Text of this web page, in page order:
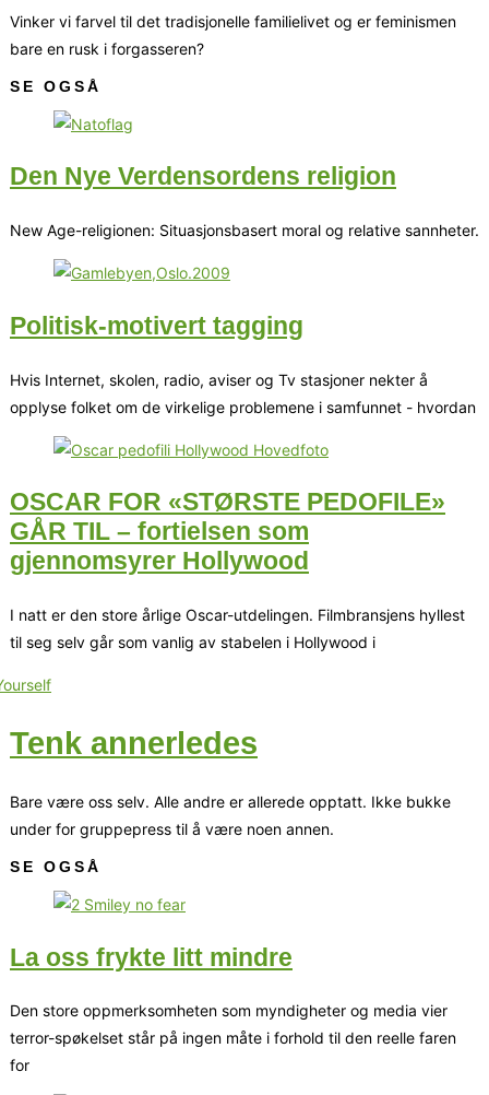
Vinker vi farvel til det tradisjonelle familielivet og er feminismen
bare en rusk i forgasseren?
SE OGSÅ
Den Nye Verdensordens religion
New Age-religionen: Situasjonsbasert moral og relative sannheter.
Politisk-motivert tagging
Hvis Internet, skolen, radio, aviser og Tv stasjoner nekter å
opplyse folket om de virkelige problemene i samfunnet - hvordan
OSCAR FOR «STØRSTE PEDOFILE»
GÅR TIL – fortielsen som
gjennomsyrer Hollywood
I natt er den store årlige Oscar-utdelingen. Filmbransjens hyllest
til seg selv går som vanlig av stabelen i Hollywood i
Tenk annerledes
Bare være oss selv. Alle andre er allerede opptatt. Ikke bukke
under for gruppepress til å være noen annen.
SE OGSÅ
La oss frykte litt mindre
Den store oppmerksomheten som myndigheter og media vier
terror-spøkelset står på ingen måte i forhold til den reelle faren
for